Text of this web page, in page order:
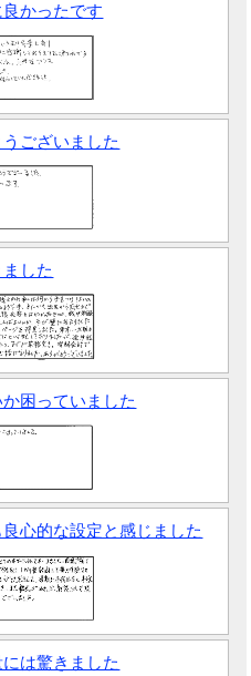
かったです
ございました
した
困っていました
心的な設定と感じました
は驚きました